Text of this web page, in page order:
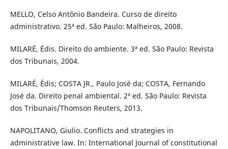
MELLO, Celso Antônio Bandeira. Curso de direito
administrativo. 25ª ed. São Paulo: Malheiros, 2008.
MILARÉ, Édis. Direito do ambiente. 3ª ed. São Paulo: Revista
dos Tribunais, 2004.
MILARÉ, Édis; COSTA JR., Paulo José da; COSTA, Fernando
José da. Direito penal ambiental. 2ª ed. São Paulo: Revista
dos Tribunais/Thomson Reuters, 2013.
NAPOLITANO, Giulio. Conflicts and strategies in
administrative law. In: International Journal of constitutional